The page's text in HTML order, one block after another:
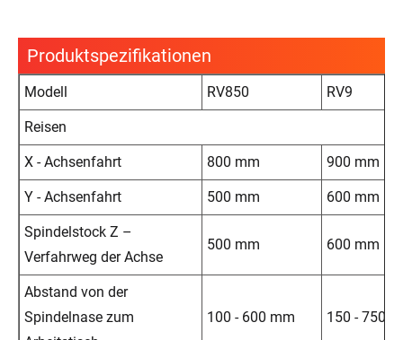
Produktspezifikationen
Modell RV850 RV9
Reisen
X - Achsenfahrt 800 mm 900 mm
Y - Achsenfahrt 500 mm 600 mm
Spindelstock Z –
Verfahrweg der Achse
500 mm 600 mm
Abstand von der
Spindelnase zum
100 - 600 mm 150 - 750